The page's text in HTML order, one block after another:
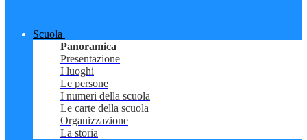
Scuola
Panoramica
Presentazione
I luoghi
Le persone
I numeri della scuola
Le carte della scuola
Organizzazione
La storia